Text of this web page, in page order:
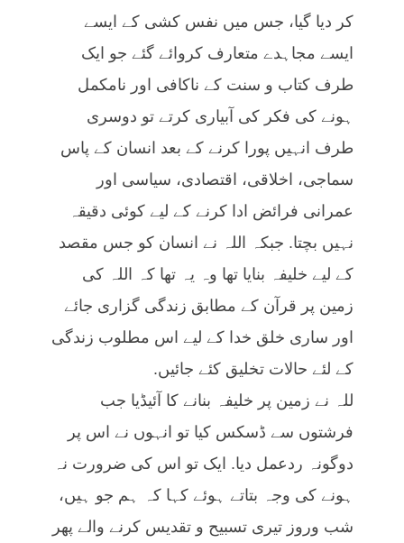
کر دیا گیا، جس میں نفس کشی کے ایسے
ایسے مجاہدے متعارف کروائے گئے جو ایک
طرف کتاب و سنت کے ناکافی اور نامکمل
ہونے کی فکر کی آبیاری کرتے تو دوسری
طرف انہیں پورا کرنے کے بعد انسان کے پاس
سماجی، اخلاقی، اقتصادی، سیاسی اور
عمرانی فرائض ادا کرنے کے لیے کوئی دقیقہ
نہیں بچتا. جبکہ اللہ نے انسان کو جس مقصد
کے لیے خلیفہ بنایا تھا وہ یہ تھا کہ اللہ کی
زمین پر قرآن کے مطابق زندگی گزاری جائے
اور ساری خلق خدا کے لیے اس مطلوب زندگی
کے لئے حالات تخلیق کئے جائیں.
للہ نے زمین پر خلیفہ بنانے کا آئیڈیا جب
فرشتوں سے ڈسکس کیا تو انہوں نے اس پر
دوگونہ ردعمل دیا. ایک تو اس کی ضرورت نہ
ہونے کی وجہ بتاتے ہوئے کہا کہ ہم جو ہیں،
شب وروز تیری تسبیح و تقدیس کرنے والے پھر